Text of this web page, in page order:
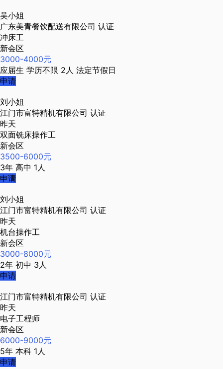
吴小姐
广东美青餐饮配送有限公司 认证
冲床工
新会区
3000-4000元
应届生 学历不限 2人 法定节假日
申请
刘小姐
江门市富特精机有限公司 认证
昨天
双面铣床操作工
新会区
3500-6000元
3年 高中 1人
申请
刘小姐
江门市富特精机有限公司 认证
昨天
机台操作工
新会区
3000-8000元
2年 初中 3人
申请
江门市富特精机有限公司 认证
昨天
电子工程师
新会区
6000-9000元
5年 本科 1人
申请